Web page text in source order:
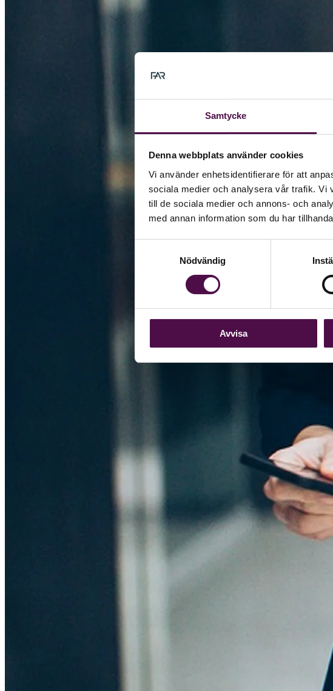
Samtycke
Denna webbplats använder cookies
Vi använder enhetsidentifierare för att
sociala medier och analysera vår trafik. Vi
till de sociala medier och annons- och
med annan information som du har
Nödvändig
Avvisa